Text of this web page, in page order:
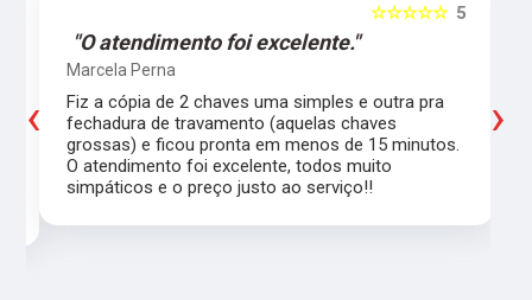
5
☆☆☆☆☆
"O atendimento foi excelente."
Marcela Perna
Fiz a cópia de 2 chaves uma simples e outra pra
fechadura de travamento (aquelas chaves
grossas) e ficou pronta em menos de 15 minutos.
O atendimento foi excelente, todos muito
simpáticos e o preço justo ao serviço!!
‹ ›